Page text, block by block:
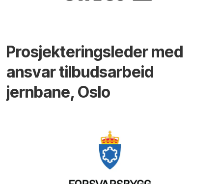
Prosjekteringsleder med
ansvar tilbudsarbeid
jernbane, Oslo